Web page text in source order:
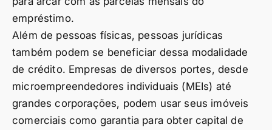
empréstimo.
Além de pessoas físicas, pessoas jurídicas
também podem se beneficiar dessa modalidade
de crédito. Empresas de diversos portes, desde
microempreendedores individuais (MEIs) até
grandes corporações, podem usar seus imóveis
comerciais como garantia para obter capital de